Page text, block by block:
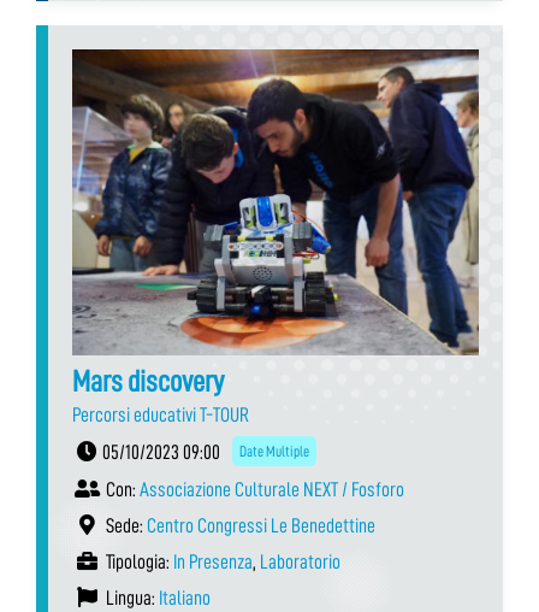
Mars discovery
Percorsi educativi T-TOUR
05/10/2023 09:00
Date Multiple
Con: Associazione Culturale NEXT / Fosforo
Sede: Centro Congressi Le Benedettine
Tipologia: In Presenza, Laboratorio
Lingua: Italiano